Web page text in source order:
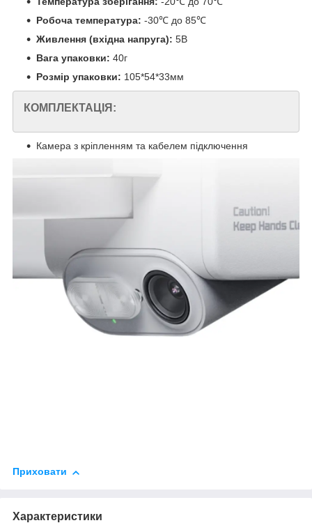
Робоча температура: -30℃ до 85℃
Живлення (вхідна напруга): 5В
Вага упаковки: 40г
Розмір упаковки: 105*54*33мм
КОМПЛЕКТАЦІЯ:
Камера з кріпленням та кабелем підключення
Приховати
Характеристики